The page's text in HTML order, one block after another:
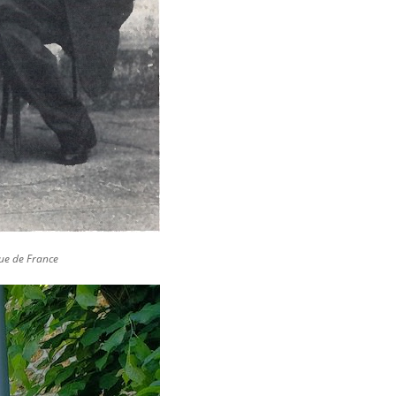
de France